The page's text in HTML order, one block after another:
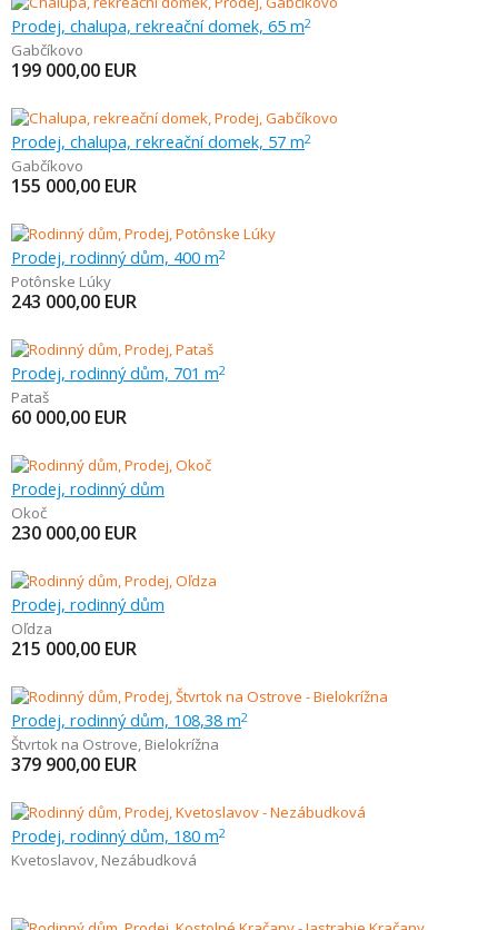
Prodej, chalupa, rekreační domek, 65 m2
Gabčíkovo
199 000,00 EUR
Prodej, chalupa, rekreační domek, 57 m2
Gabčíkovo
155 000,00 EUR
Prodej, rodinný dům, 400 m2
Potônske Lúky
243 000,00 EUR
Prodej, rodinný dům, 701 m2
Pataš
60 000,00 EUR
Prodej, rodinný dům
Okoč
230 000,00 EUR
Prodej, rodinný dům
Oľdza
215 000,00 EUR
Prodej, rodinný dům, 108,38 m2
Štvrtok na Ostrove, Bielokrížna
379 900,00 EUR
Prodej, rodinný dům, 180 m2
Kvetoslavov, Nezábudková